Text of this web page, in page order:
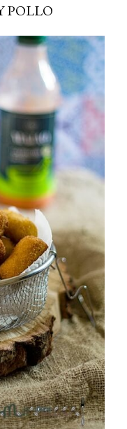
van a cambiar
Olvídate de
guisos tradicionales y
simple pero
ingrediente tan
en un snack ligero,
natural. Es el
POLLO